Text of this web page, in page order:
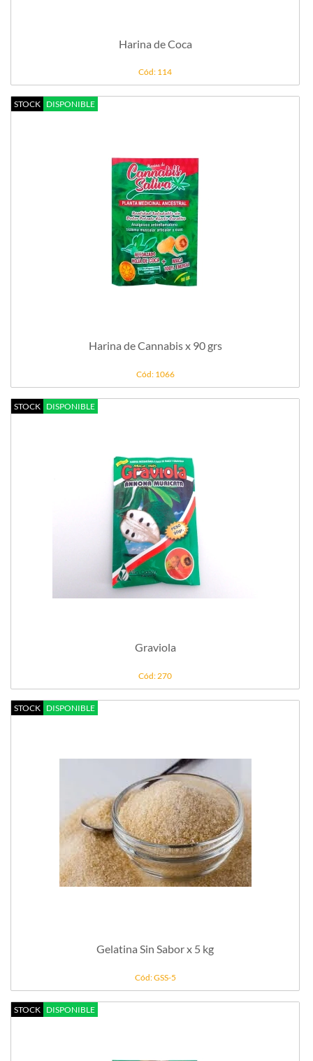
Harina de Coca
Cód: 114
STOCK DISPONIBLE
Harina de Cannabis x 90 grs
Cód: 1066
STOCK DISPONIBLE
Graviola
Cód: 270
STOCK DISPONIBLE
Gelatina Sin Sabor x 5 kg
Cód: GSS-5
STOCK DISPONIBLE